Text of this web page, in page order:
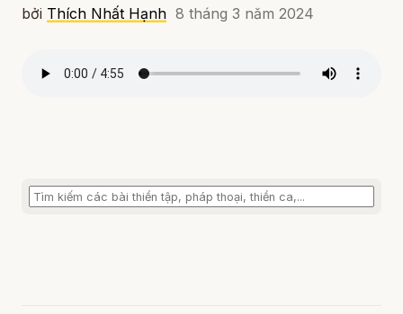
Deutsch / Tiếng Đức
Português / Tiếng Bồ Đào Nha
bởi Thích Nhất Hạnh 8 tháng 3 năm 2024